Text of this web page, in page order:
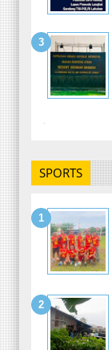
-
SPORTS